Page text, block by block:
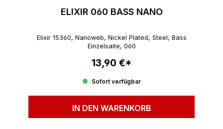
ELIXIR 060 BASS NANO
Elixir 15360, Nanoweb, Nickel Plated, Steel, Bass
Einzelsaite, 060
Regulärer Preis:
13,90 €*
Sofort verfügbar
IN DEN WARENKORB